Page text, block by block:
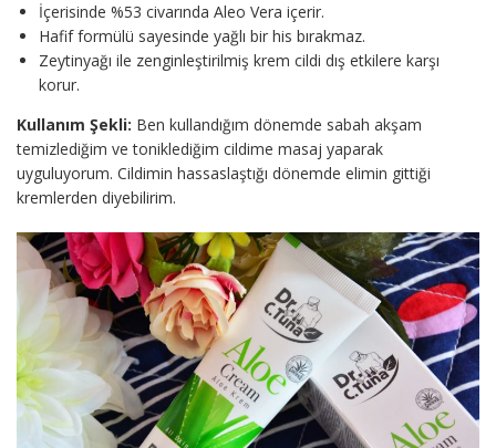
İçerisinde %53 civarında Aleo Vera içerir.
Hafif formülü sayesinde yağlı bir his bırakmaz.
Zeytinyağı ile zenginleştirilmiş krem cildi dış etkilere karşı
korur.
Kullanım Şekli: Ben kullandığım dönemde sabah akşam
temizlediğim ve toniklediğim cildime masaj yaparak
uyguluyorum. Cildimin hassaslaştığı dönemde elimin gittiği
kremlerden diyebilirim.